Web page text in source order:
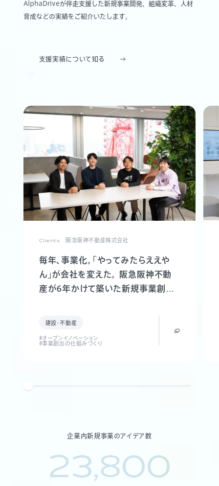
AlphaDriveが伴走支援した新規事業開発、組織変革、人材
育成などの実績をご紹介いたします。
支援実績について知る
Clients 阪急阪神不動産株式会社
毎年、事業化。「やってみたらええや
ん」が会社を変えた。 阪急阪神不動
産が6年かけて築いた新規事業創出
建設・不動産
#オープンイノベーション
#事業創出の仕組みづくり
企業内新規事業のアイデア数
23,800